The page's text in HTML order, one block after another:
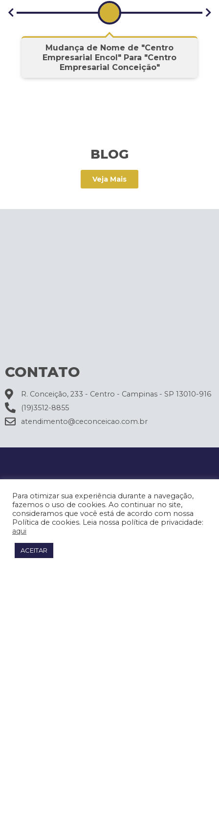
Mudança de Nome de "Centro
Empresarial Encol" Para "Centro
Empresarial Conceição"
BLOG
Veja Mais
CONTATO
R. Conceição, 233 - Centro - Campinas - SP 13010-916
(19)3512-8855
atendimento@ceconceicao.com.br
Para otimizar sua experiência durante a navegação,
fazemos o uso de cookies. Ao continuar no site,
consideramos que você está de acordo com nossa
Política de cookies. Leia nossa política de privacidade:
aqui
ACEITAR